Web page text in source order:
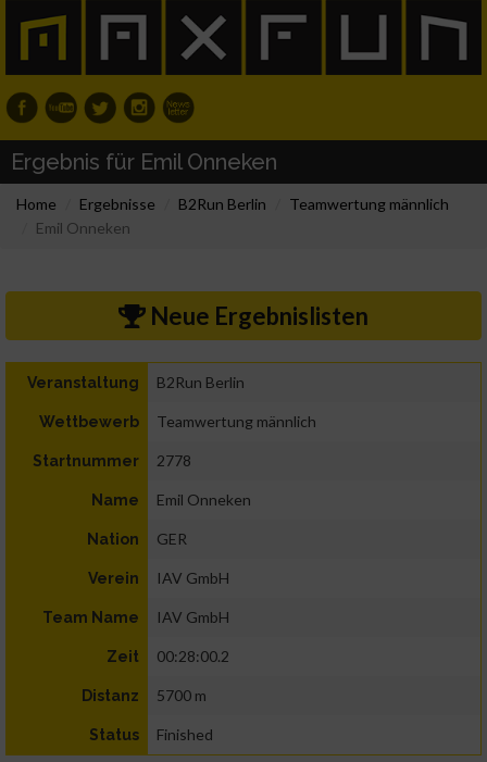
Ergebnis für Emil Onneken
Home Ergebnisse B2Run Berlin
Teamwertung männlich
Emil Onneken
Neue Ergebnislisten
Veranstaltung B2Run Berlin
Wettbewerb Teamwertung männlich
Startnummer 2778
Name Emil Onneken
Nation GER
Verein IAV GmbH
Team Name IAV GmbH
Zeit 00:28:00.2
Distanz 5700 m
Status Finished